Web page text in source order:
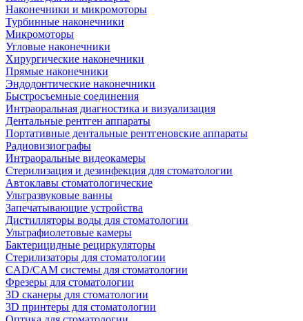
Наконечники и микромоторы
Турбинные наконечники
Микромоторы
Угловые наконечники
Хирургические наконечники
Прямые наконечники
Эндодонтические наконечники
Быстросъемные соединения
Интраоральная диагностика и визуализация
Дентальные рентген аппараты
Портативные дентальные рентгеновские аппараты
Радиовизиографы
Интраоральные видеокамеры
Стерилизация и дезинфекция для стоматологии
Автоклавы стоматологические
Ультразвуковые ванны
Запечатывающие устройства
Дистилляторы воды для стоматологии
Ультрафиолетовые камеры
Бактерицидные рециркуляторы
Стерилизаторы для стоматологии
CAD/CAM системы для стоматологии
Фрезеры для стоматологии
3D cканеры для стоматологии
3D принтеры для стоматологии